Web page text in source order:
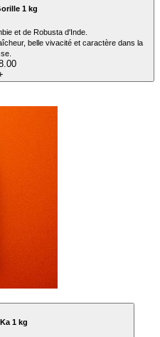
1 kg
et de Robusta d'Inde.
belle vivacité et caractère dans la
1 kg